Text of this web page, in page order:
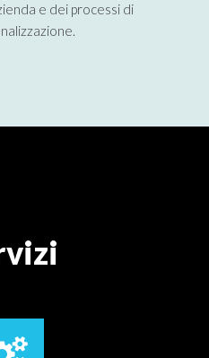
e dei processi di